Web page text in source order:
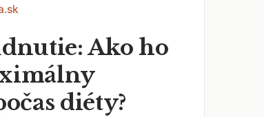
Ako ho
diéty?